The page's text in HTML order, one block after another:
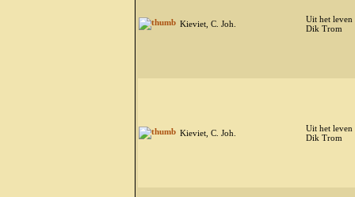
Kieviet, C. Joh.
Uit het leven
Dik Trom
Kieviet, C. Joh.
Uit het leven
Dik Trom